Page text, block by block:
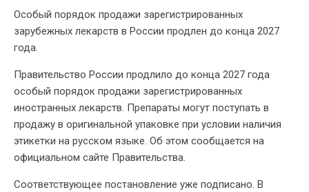
Особый порядок продажи зарегистрированных
зарубежных лекарств в России продлен до конца 2027
года.
Правительство России продлило до конца 2027 года
особый порядок продажи зарегистрированных
иностранных лекарств. Препараты могут поступать в
продажу в оригинальной упаковке при условии наличия
этикетки на русском языке. Об этом сообщается на
официальном сайте Правительства.
Соответствующее постановление уже подписано. В